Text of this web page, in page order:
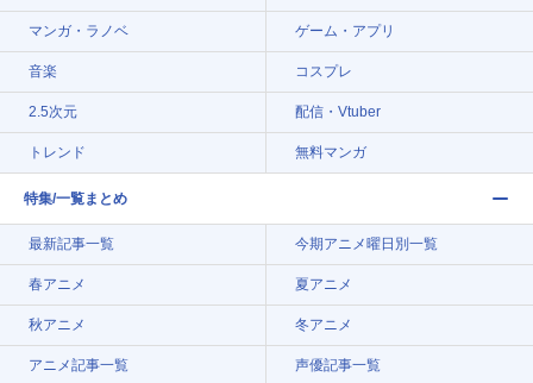
マンガ・ラノベ ゲーム・アプリ
音楽 コスプレ
2.5次元 配信・Vtuber
トレンド 無料マンガ
特集/一覧まとめ
最新記事一覧 今期アニメ曜日別一覧
春アニメ 夏アニメ
秋アニメ 冬アニメ
アニメ記事一覧 声優記事一覧